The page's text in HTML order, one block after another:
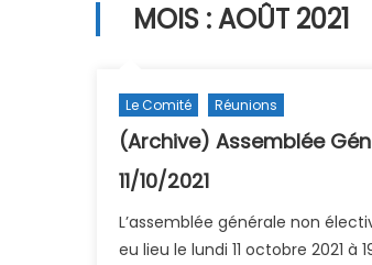
MOIS :AOÛT 2021
Le Comité Réunions
(Archive) Assemblée
11/10/2021
L’assemblée générale non
eu lieu le lundi 11 octobre 2021 à